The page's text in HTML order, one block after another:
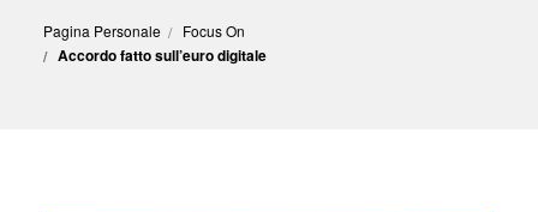
Pagina Personale Focus On
Accordo fatto sull’euro digitale